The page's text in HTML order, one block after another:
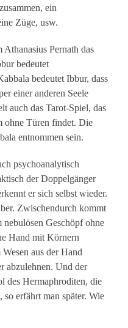
ein
Züge, usw.
Pernath das
bedeutet
bedeutet Ibbur, dass
einer anderen Seele
auch das Tarot-Spiel, das
ohne Türen findet. Die
entnommen sein.
psychoanalytisch
der Doppelgänger
er sich selbst wieder.
Zwischendurch kommt
nebulösen Geschöpf ohne
Hand mit Körnern
aus der Hand
abzulehnen. Und der
des Hermaphroditen, die
erfährt man später. Wie